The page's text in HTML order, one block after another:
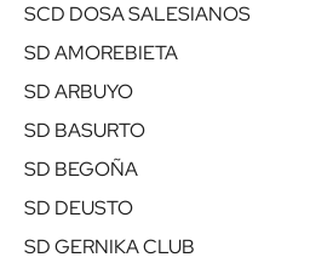
SCD DOSA SALESIANOS
SD AMOREBIETA
SD ARBUYO
SD BASURTO
SD BEGOÑA
SD DEUSTO
SD GERNIKA CLUB